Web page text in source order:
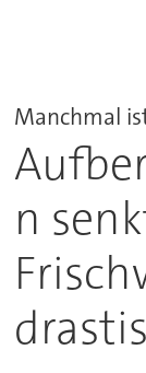
Manchmal
n